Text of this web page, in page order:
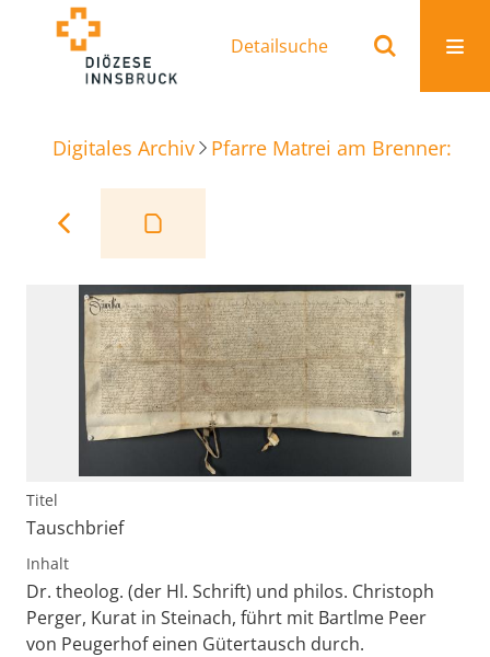
Detailsuche
Digitales Archiv Pfarre Matrei am Brenner:
Titel
Tauschbrief
Inhalt
Dr. theolog. (der Hl. Schrift) und philos. Christoph
Perger, Kurat in Steinach, führt mit Bartlme Peer
von Peugerhof einen Gütertausch durch.